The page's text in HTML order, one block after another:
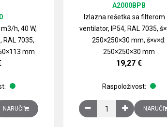
lim količina
h, 40 W,
RAL 7035,
mm
m3/h, 40 W, 230V AC, 50/60 Hz, RAL 7035,
NARUČI
Izlazna rešetka sa filterom
ventilator, IP54, RAL 7035,
250×250×30 mm, š×v×d:
250×250×30 mm
A2000BPB
19,27 €
Raspoloživost:
Izlazna rešetka saNARUČI